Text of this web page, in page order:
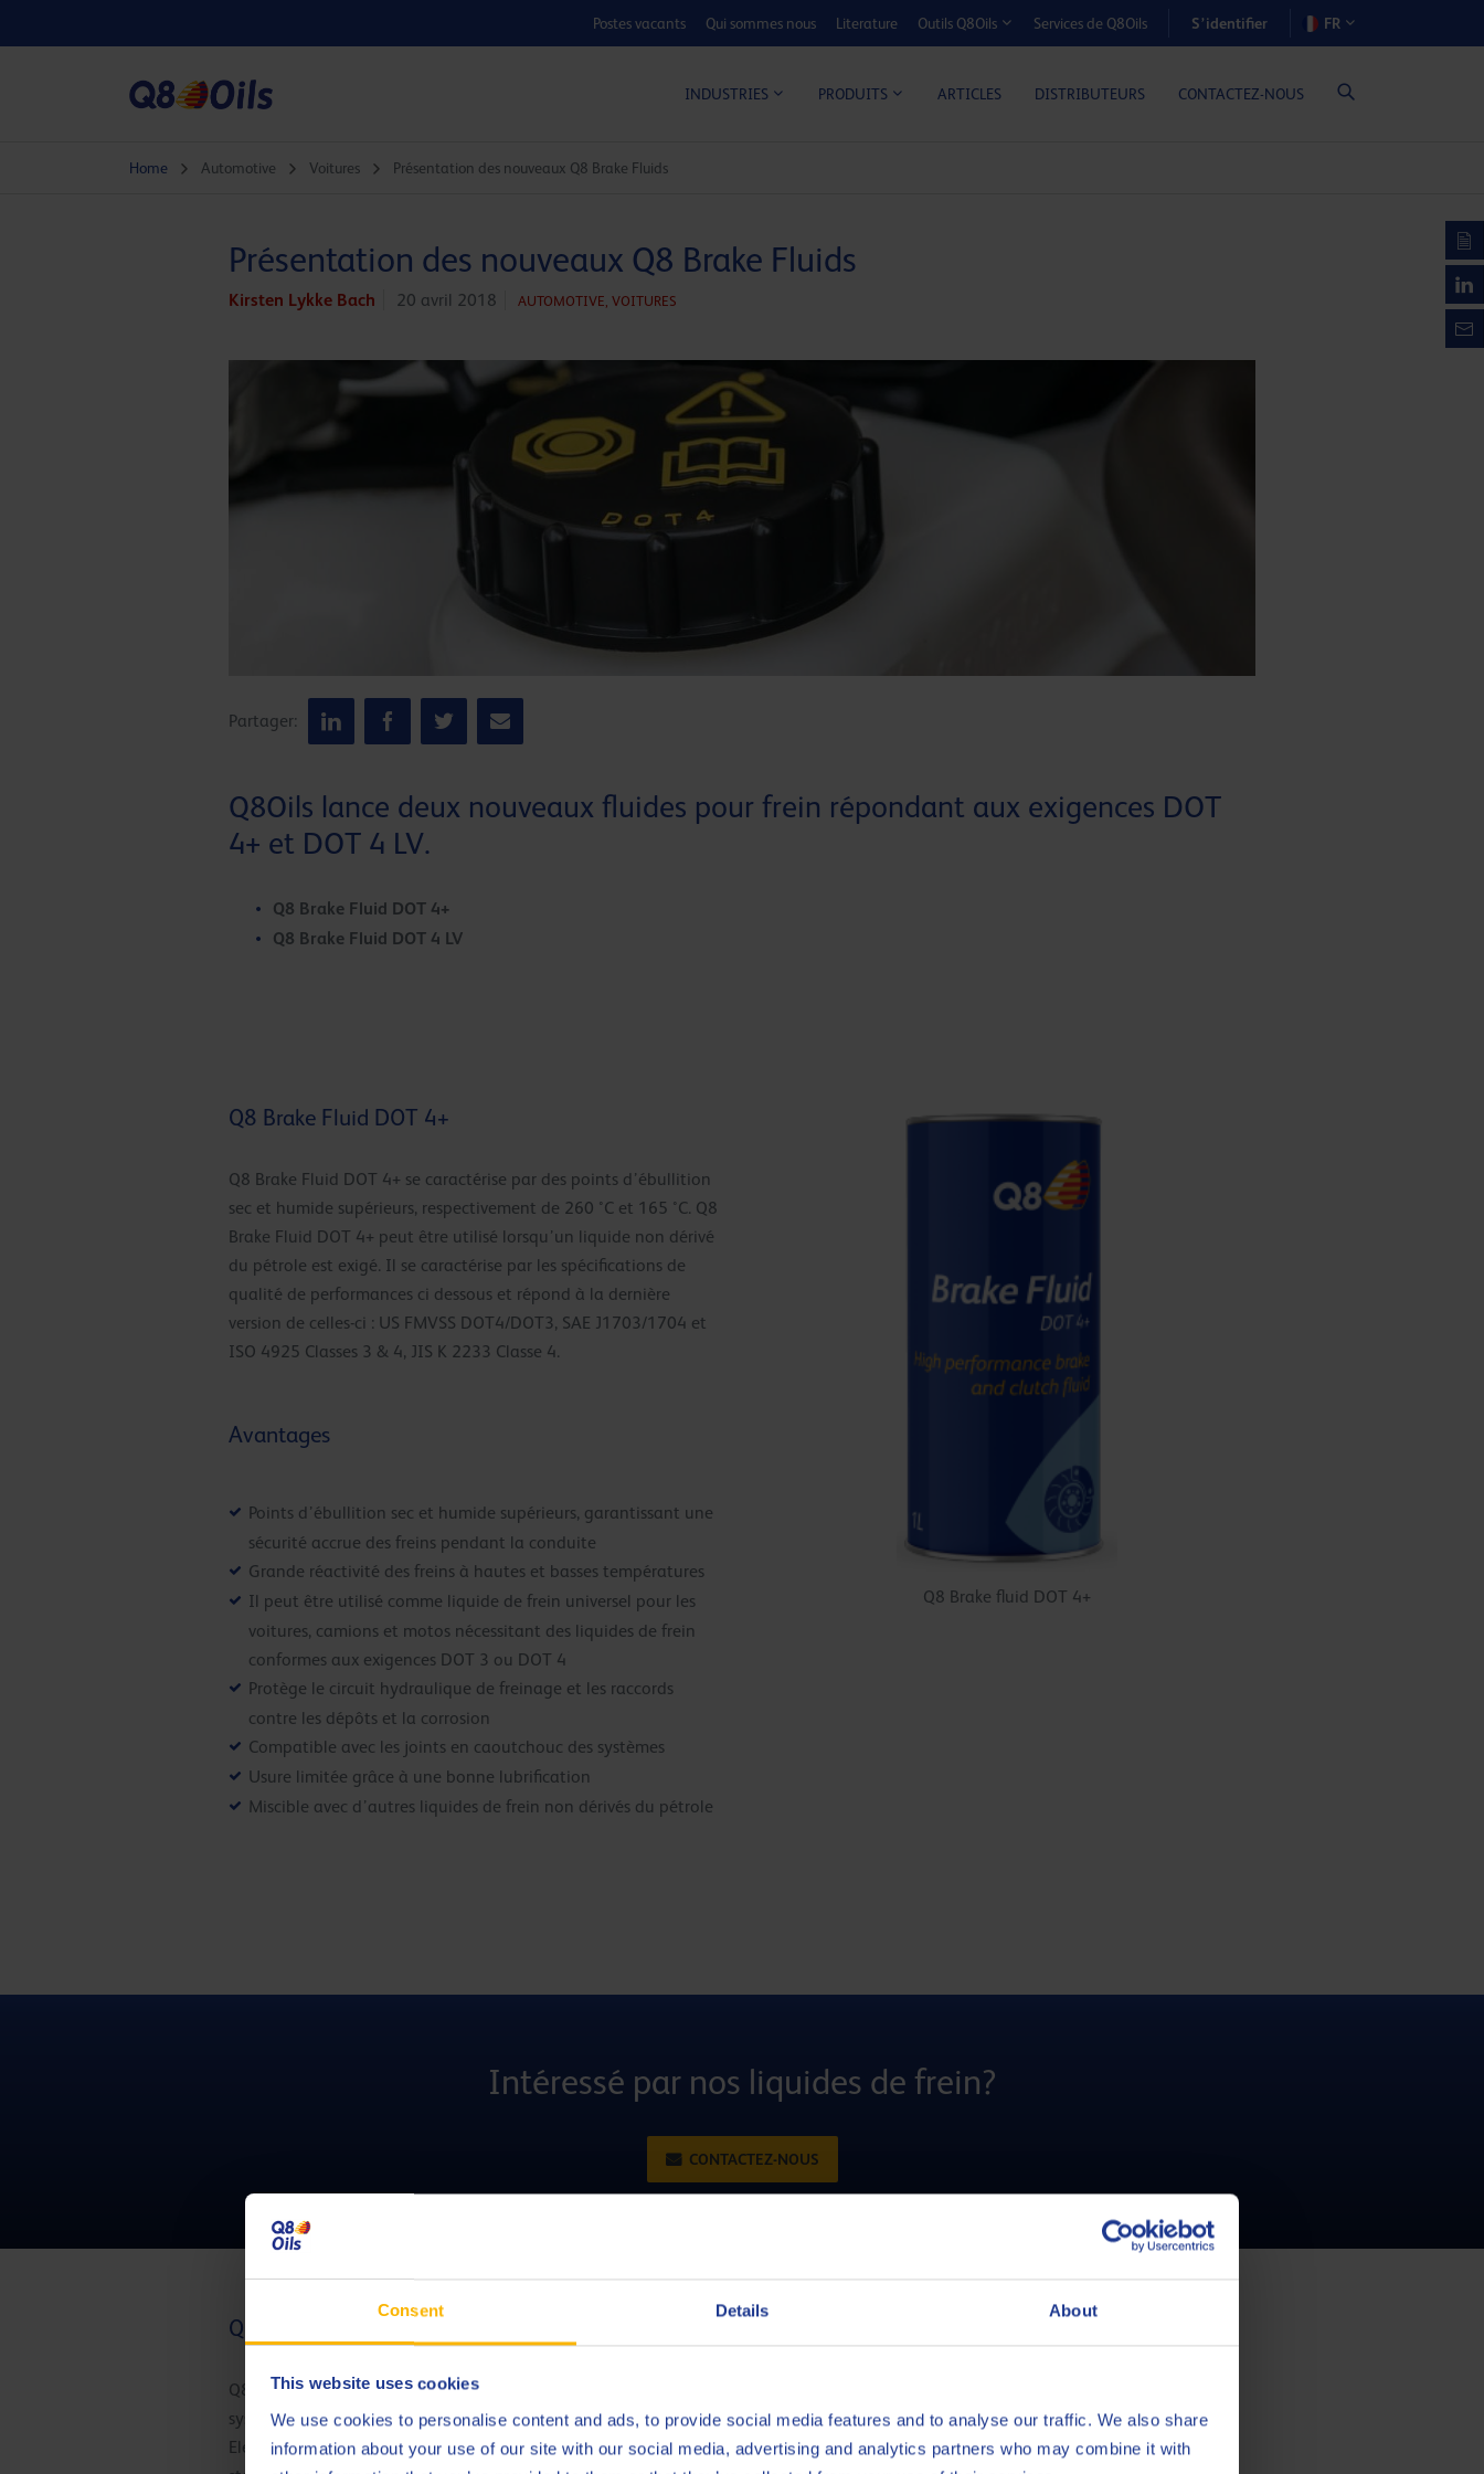
Consent Details About
This website uses cookies
We use cookies to personalise content and ads, to provide social media features and to analyse our traffic. We also share
information about your use of our site with our social media, advertising and analytics partners who may combine it with
Postes vacants Qui sommes nous Literature Outils Q8Oils Services de Q8Oils S’identifier FR
INDUSTRIES PRODUITS ARTICLES DISTRIBUTEURS CONTACTEZ-NOUS
Home Automotive Voitures Présentation des nouveaux Q8 Brake Fluids
Présentation des nouveaux Q8 Brake Fluids
Kirsten Lykke Bach 20 avril 2018 AUTOMOTIVE, VOITURES
Partager:
Q8Oils lance deux nouveaux fluides pour frein répondant aux exigences DOT
4+ et DOT 4 LV.
Q8 Brake Fluid DOT 4+
Q8 Brake Fluid DOT 4 LV
Q8 Brake Fluid DOT 4+
Q8 Brake Fluid DOT 4+ se caractérise par des points d’ébullition
sec et humide supérieurs, respectivement de 260 °C et 165 °C. Q8
Brake Fluid DOT 4+ peut être utilisé lorsqu’un liquide non dérivé
du pétrole est exigé. Il se caractérise par les spécifications de
qualité de performances ci dessous et répond à la dernière
version de celles-ci : US FMVSS DOT4/DOT3, SAE J1703/1704 et
ISO 4925 Classes 3 & 4, JIS K 2233 Classe 4.
Avantages
Points d’ébullition sec et humide supérieurs, garantissant une
sécurité accrue des freins pendant la conduite
Grande réactivité des freins à hautes et basses températures
Il peut être utilisé comme liquide de frein universel pour les
voitures, camions et motos nécessitant des liquides de frein
conformes aux exigences DOT 3 ou DOT 4
Protège le circuit hydraulique de freinage et les raccords
contre les dépôts et la corrosion
Compatible avec les joints en caoutchouc des systèmes
Usure limitée grâce à une bonne lubrification
Miscible avec d’autres liquides de frein non dérivés du pétrole
Q8 Brake fluid DOT 4+
Intéressé par nos liquides de frein?
CONTACTEZ-NOUS
Q8 Brake Fluid DOT 4 LV
Q8 Brake Fluid DOT 4 LV est spécialement conçu pour les
systèmes de programme de stabilité électronique (ESP –
Electronic Stability Program) et de contrôle dynamique de la